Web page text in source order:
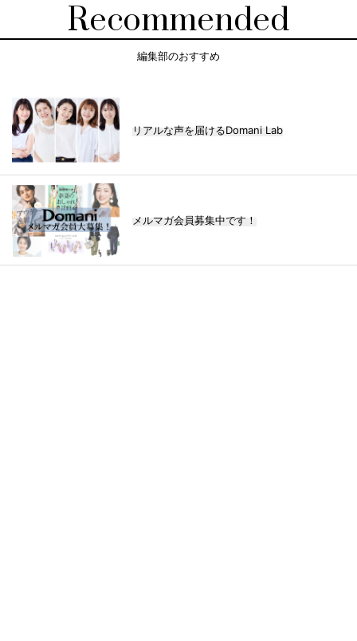
Recommended
編集部のおすすめ
リアルな声を届けるDomani Lab
メルマガ会員募集中です！